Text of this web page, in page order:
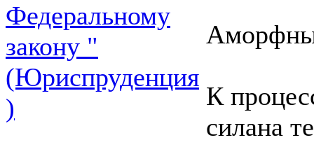
Федеральному
закону "
(Юриспруденция
)
К
силана